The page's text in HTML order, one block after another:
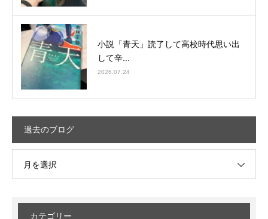
小説「青天」読了して高校時代思い出
して辛...
2026.07.24
過去のブログ
月を選択
カテゴリー